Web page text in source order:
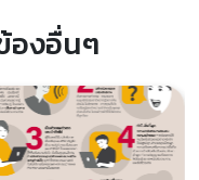
องอื่นๆ